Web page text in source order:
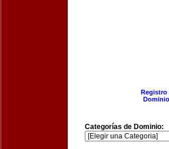
Registro
Categorías de Dominio: